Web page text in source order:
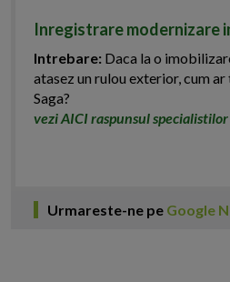
Inregistrare modernizare
Intrebare: Daca la o
atasez un rulou exterior, cum
Saga?
vezi AICI raspunsul specialistilor
Urmareste-ne pe Google